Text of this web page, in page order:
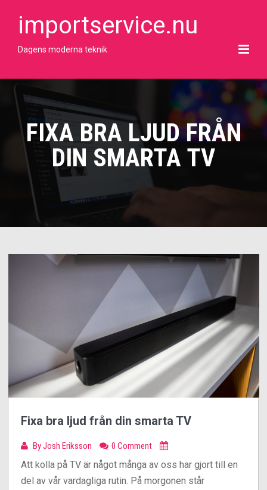
contentimportservice.nu
Dagens moderna teknik
FIXA BRA LJUD FRÅN
DIN SMARTA TV
Fixa bra ljud från din smarta TV
ByJosh Eriksson 0 Comment
Att kolla på TV är något många av oss har gjort till en
del av vår vardagliga rutin. På morgonen står